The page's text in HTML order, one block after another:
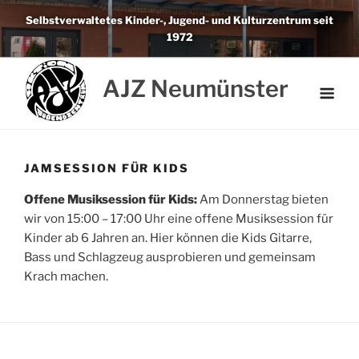
Weiter
zum
Inhalt
Selbstverwaltetes Kinder-, Jugend- und Kulturzentrum seit
1972
AJZ Neumünster
JAMSESSION FÜR KIDS
Offene Musiksession für Kids:Am Donnerstag bieten
wir von 15:00 – 17:00 Uhr eine offene Musiksession für
Kinder ab 6 Jahren an. Hier können die Kids Gitarre,
Bass und Schlagzeug ausprobieren und gemeinsam
Krach machen.